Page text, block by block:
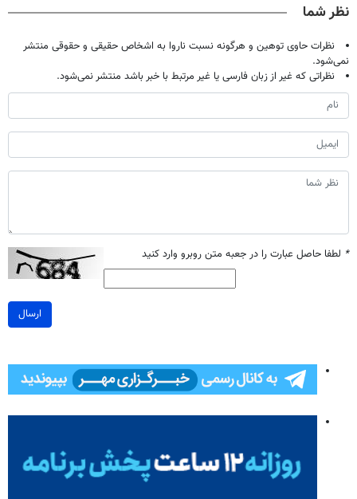
نظر شما
نظرات حاوی توهین و هرگونه نسبت ناروا به اشخاص حقیقی و حقوقی منتشر
نمی‌شود.
نظراتی که غیر از زبان فارسی یا غیر مرتبط با خبر باشد منتشر نمی‌شود.
* لطفا حاصل عبارت را در جعبه متن روبرو وارد کنید
ارسال